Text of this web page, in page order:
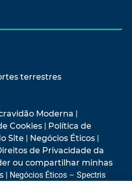
terrestres
Moderna |
Cookies | Política de
Site | Negócios Éticos |
de Privacidade da
ou compartilhar minhas
| Negócios Éticos – Spectris